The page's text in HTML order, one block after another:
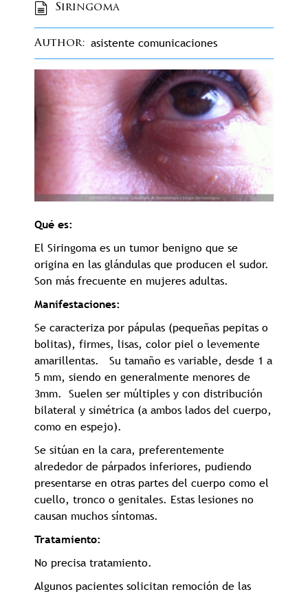
Siringoma
Author asistente comunicaciones
Qué es:
El Siringoma es un tumor benigno que se
origina en las glándulas que producen el sudor.
Son más frecuente en mujeres adultas.
Manifestaciones:
Se caracteriza por pápulas (pequeñas pepitas o
bolitas), firmes, lisas, color piel o levemente
amarillentas. Su tamaño es variable, desde 1 a
5 mm, siendo en generalmente menores de
3mm. Suelen ser múltiples y con distribución
bilateral y simétrica (a ambos lados del cuerpo,
como en espejo).
Se sitúan en la cara, preferentemente
alrededor de párpados inferiores, pudiendo
presentarse en otras partes del cuerpo como el
cuello, tronco o genitales. Estas lesiones no
causan muchos síntomas.
Tratamiento:
No precisa tratamiento.
Algunos pacientes solicitan remoción de las